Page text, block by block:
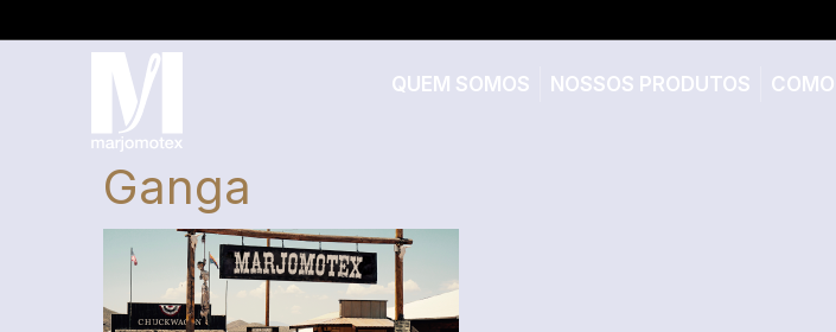
QUEM SOMOS NOSSOS PRODUTOS
Ganga